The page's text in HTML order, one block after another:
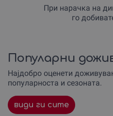
При нарачка на
го
Популарни
Најдобро оценети
популарноста и сезоната.
види ги сите